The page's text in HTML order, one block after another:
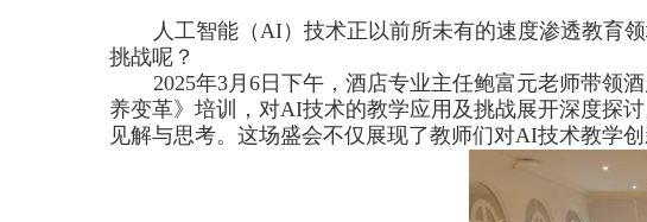
人工智能（AI）技术正以前所未有的速度渗透教育
挑战呢？
2025年3月6 日下午，酒店专业主任鲍富元老师带领
养变革》培训，对AI技术的教学应用及挑战展开深度探
见解与思考。这场盛会不仅展现了教师们对AI技术教学